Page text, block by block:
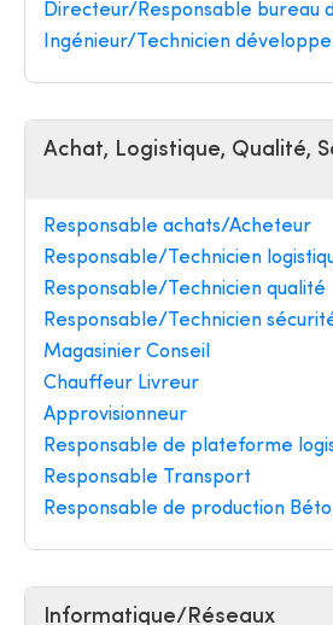
Directeur/Responsable bureau
Ingénieur/Technicien
Achat, Logistique, Qualité,
Responsable achats/Acheteur
Responsable/Technicien
Responsable/Technicien qualité
Responsable/Technicien
Magasinier Conseil
Chauffeur Livreur
Approvisionneur
Responsable de plateforme
Responsable Transport
Responsable de production
Informatique/Réseaux